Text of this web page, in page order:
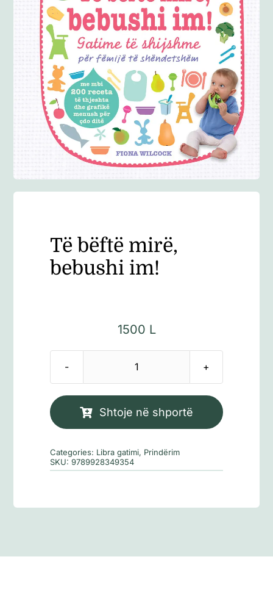
Anglisht
Ditarë
Evente
Blog
Të bëftë mirë,
bebushi im!
1500 L
Sasi
bëftë
im!
Shtoje në shportë
Categories: Libra gatimi, Prindërim
SKU:9789928349354